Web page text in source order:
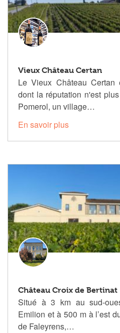
Vieux Château Certan
Le Vieux Château
dont la réputation n'est
Pomerol, un village…
En savoir plus
Château Croix de Bertinat
Situé à 3 km au sud-
Emilion et à 500 m à l’est
de Faleyrens,…